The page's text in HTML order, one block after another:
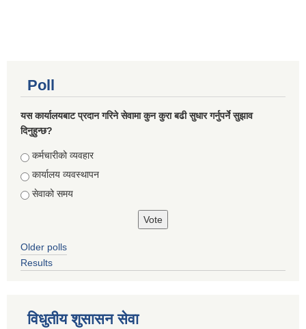
Poll
यस कार्यालयबाट प्रदान गरिने सेवामा कुन कुरा बढी सुधार गर्नुपर्ने सुझाव
दिनुहुन्छ?
Choices
कर्मचारीको व्यवहार
कार्यालय व्यवस्थापन
सेवाको समय
Older polls
Results
विधुतीय शुसासन सेवा